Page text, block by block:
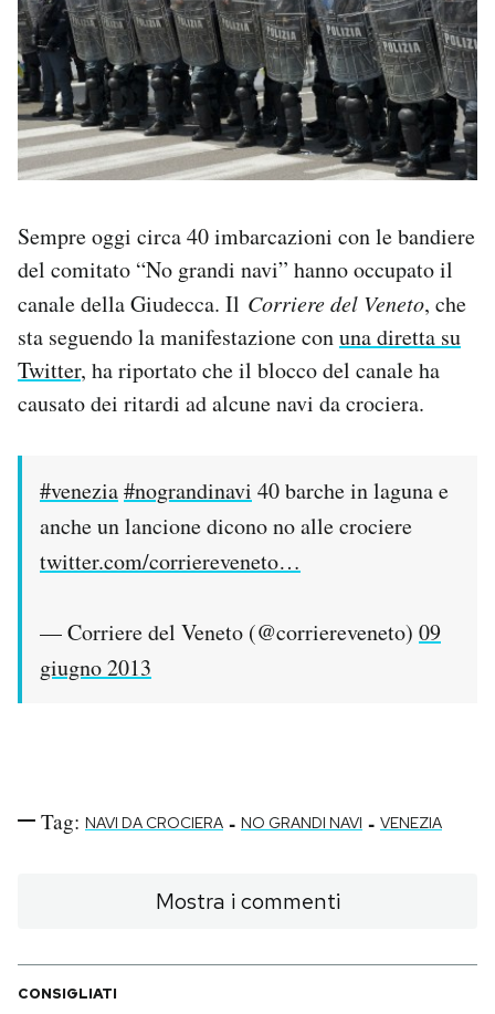
Newsletter
Notifiche mobile
Regala il Post
Hai bisogno di aiuto?
Esci
Sempre oggi circa 40 imbarcazioni con le bandiere
del comitato “No grandi navi” hanno occupato il
canale della Giudecca. Il Corriere del Veneto, che
sta seguendo la manifestazione conuna diretta su
Twitter, ha riportato che il blocco del canale ha
causato dei ritardi ad alcune navi da crociera.
#venezia#nograndinavi 40 barche in laguna e
anche un lancione dicono no alle crociere
twitter.com/corriereveneto…
— Corriere del Veneto (@corriereveneto) 09
giugno 2013
Tag: NAVI DA CROCIERA - NO GRANDI NAVI - VENEZIA
Mostra i commenti
CONSIGLIATI